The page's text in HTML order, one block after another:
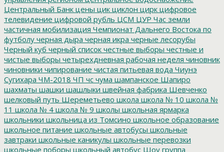
Центральный Банк цены цик циклон цирк цифровое
телевидение цифровой рубль ЦСМ ЦУР Час земли
частичная мобилизация Чемпионат Дальнего Востока по
футболу черная дыра черная икра черные лесорубы
Черный куб черный список честные выборы честные и
чистые выборы четырехдневная рабочая неделя чиновник
чиновники чипирование чистая питьевая вода Чиунэ
Сугихара ЧМ-2018 ЧП чс чума шампанское Шапиро
шахматы шашки шашлыки швейная фабрика Шевченко
шелковый путь Шереметьево школа школа № 10 школа №
11 школа № 4 школа № 9 школы школьная ярмарка
школьники школьница из Томсино школьное образование
школьное питание школьные автобусы школьные
завтраки школьные каникулы школьные перевозки
школьные поборы школьный автобус Шоу группа